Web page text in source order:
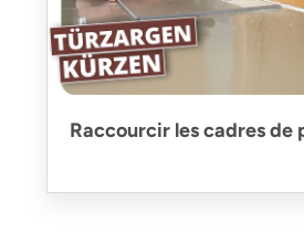
Raccourcir les cadres de